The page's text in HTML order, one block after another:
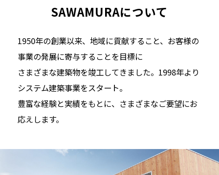
SAWAMURAについて
1950年の創業以来、地域に貢献すること、お客様の
事業の発展に寄与することを目標に
さまざまな建築物を竣工してきました。1998年より
システム建築事業をスタート。
豊富な経験と実績をもとに、さまざまなご要望にお
応えします。